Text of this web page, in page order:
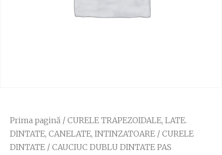
Prima pagină / CURELE TRAPEZOIDALE, LATE.
DINTATE, CANELATE, INTINZATOARE / CURELE
DINTATE / CAUCIUC DUBLU DINTATE PAS